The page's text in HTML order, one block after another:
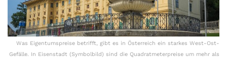
Was Eigentumspreise betrifft, gibt es in Österreich ein starkes West-Ost-
Gefälle. In Eisenstadt (Symbolbild) sind die Quadratmeterpreise um mehr als